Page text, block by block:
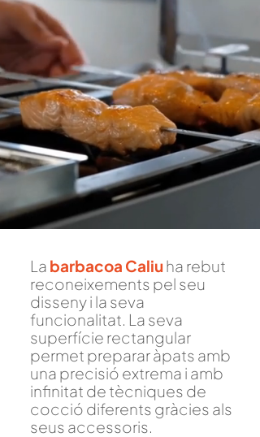
La barbacoa Caliuha rebut
reconeixements pel seu
disseny i la seva
funcionalitat. La seva
superfície rectangular
permet preparar àpats amb
una precisió extrema i amb
infinitat de tècniques de
cocció diferents gràcies als
seus accessoris.